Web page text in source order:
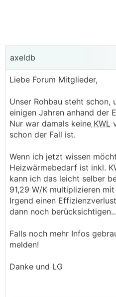
axeldb
Liebe Forum Mitglieder,
Unser Rohbau steht schon,
einigen Jahren anhand der
Nur war damals keine KWL
schon der Fall ist.
Wenn ich jetzt wissen
Heizwärmebedarf ist inkl.
kann ich das leicht selber
91,29 W/K multiplizieren
Irgend einen
dann noch berücksichtigen...
Falls noch mehr Infos
melden!
Danke und LG